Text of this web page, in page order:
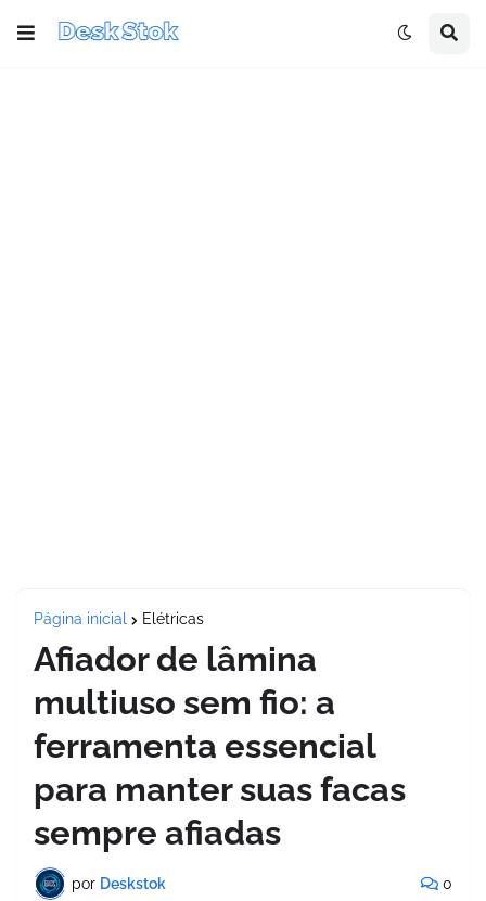
Página inicial Elétricas
Afiador de lâmina
multiuso sem fio: a
ferramenta essencial
para manter suas facas
sempre afiadas
por Deskstok 0